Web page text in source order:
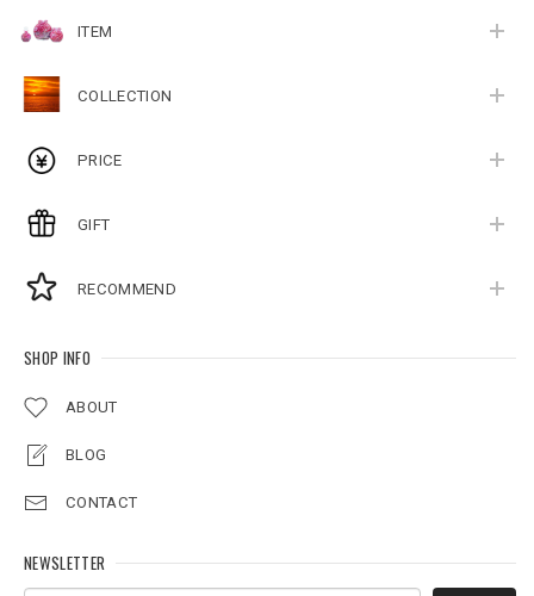
ITEM
COLLECTION
PRICE
GIFT
RECOMMEND
SHOP INFO
ABOUT
BLOG
CONTACT
NEWSLETTER